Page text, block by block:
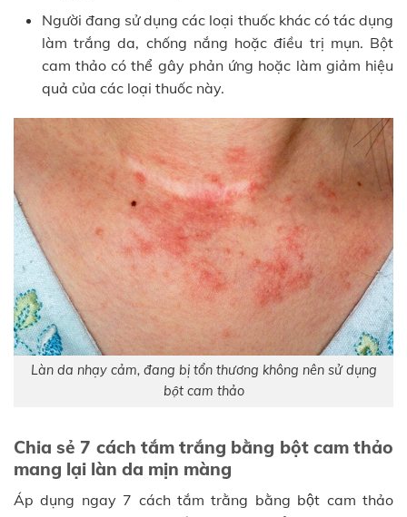
Người đang sử dụng các loại thuốc khác có tác dụng
làm trắng da, chống nắng hoặc điều trị mụn. Bột
cam thảo có thể gây phản ứng hoặc làm giảm hiệu
quả của các loại thuốc này.
Làn da nhạy cảm, đang bị tổn thương không nên sử dụng
bột cam thảo
Chia sẻ 7 cách tắm trắng bằng bột cam thảo
mang lại làn da mịn màng
Áp dụng ngay 7 cách tắm trằng bằng bột cam thảo